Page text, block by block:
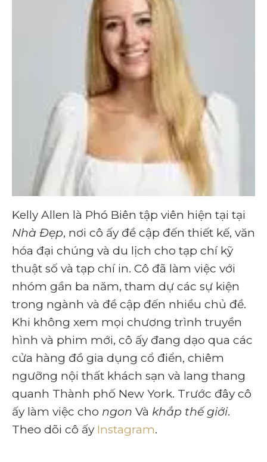
Kelly Allen là Phó Biên tập viên hiện tại tại
Nhà Đẹp, nơi cô ấy đề cập đến thiết kế, văn
hóa đại chúng và du lịch cho tạp chí kỹ
thuật số và tạp chí in. Cô đã làm việc với
nhóm gần ba năm, tham dự các sự kiện
trong ngành và đề cập đến nhiều chủ đề.
Khi không xem mọi chương trình truyền
hình và phim mới, cô ấy đang dạo qua các
cửa hàng đồ gia dụng cổ điển, chiêm
ngưỡng nội thất khách sạn và lang thang
quanh Thành phố New York. Trước đây cô
ấy làm việc cho ngon Và khắp thế giới.
Theo dõi cô ấy Instagram.